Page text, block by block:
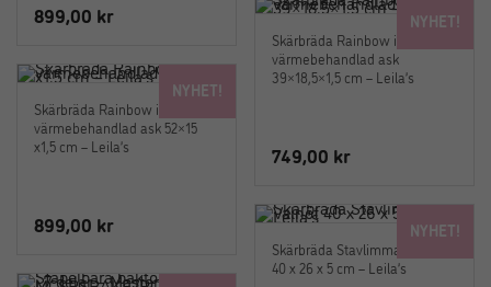
899,00 kr NYHET!
Skärbräda Rainbow i
värmebehandlad ask
39×18,5×1,5 cm – Leila’s
749,00 kr
NYHET!
Skärbräda Rainbow i
värmebehandlad ask 52×15
x1,5 cm – Leila’s
899,00 kr NYHET!
Skärbräda Stavlimmad Valnöt
40 x 26 x 5 cm – Leila’s